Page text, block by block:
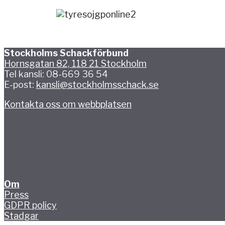
Stockholms Schackförbund
Hornsgatan 82, 118 21 Stockholm
Tel kansli: 08-669 36 54
E-post: kansli@stockholmsschack.se
Kontakta oss om webbplatsen
Om
Press
GDPR policy
Stadgar